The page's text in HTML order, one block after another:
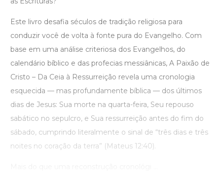
Este livro desafia séculos de tradição religiosa para
conduzir você de volta à fonte pura do Evangelho. Com
base em uma análise criteriosa dos Evangelhos, do
calendário bíblico e das profecias messiânicas, A Paixão de
Cristo – Da Ceia à Ressurreição revela uma cronologia
esquecida — mas profundamente bíblica — dos últimos
dias de Jesus: Sua morte na quarta-feira, Seu repouso
sabático no sepulcro, e Sua ressurreição antes do fim do
sábado, cumprindo literalmente o sinal de “três dias e três
noites no coração da terra” (Mateus 12:40).